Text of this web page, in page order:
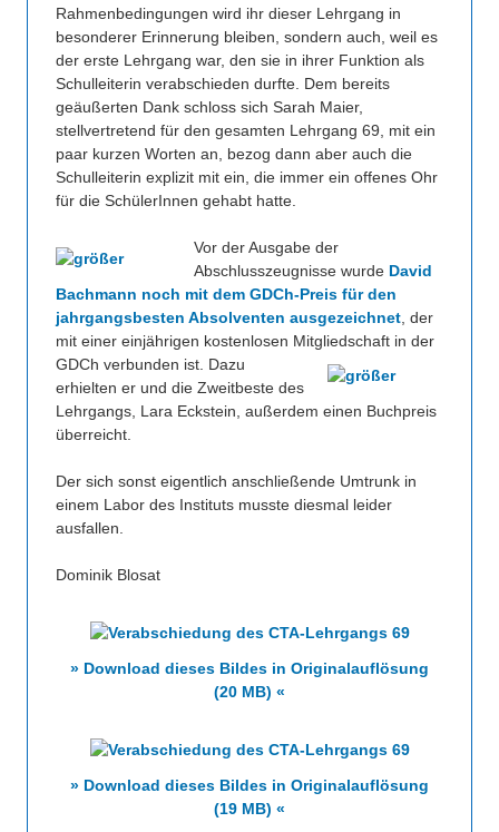
Rahmenbedingungen wird ihr dieser Lehrgang in
besonderer Erinnerung bleiben, sondern auch, weil es
der erste Lehrgang war, den sie in ihrer Funktion als
Schulleiterin verabschieden durfte. Dem bereits
geäußerten Dank schloss sich Sarah Maier,
stellvertretend für den gesamten Lehrgang 69, mit ein
paar kurzen Worten an, bezog dann aber auch die
Schulleiterin explizit mit ein, die immer ein offenes Ohr
für die SchülerInnen gehabt hatte.
Vor der Ausgabe der
Abschlusszeugnisse wurde David
Bachmann noch mit dem GDCh-Preis für den
jahrgangsbesten Absolventen ausgezeichnet , der
mit einer einjährigen kostenlosen Mitgliedschaft in der
GDCh verbunden ist. Dazu
erhielten er und die Zweitbeste des
Lehrgangs, Lara Eckstein, außerdem einen Buchpreis
überreicht.
Der sich sonst eigentlich anschließende Umtrunk in
einem Labor des Instituts musste diesmal leider
ausfallen.
Dominik Blosat
» Download dieses Bildes in Originalauflösung
(20 MB) «
» Download dieses Bildes in Originalauflösung
(19 MB) «